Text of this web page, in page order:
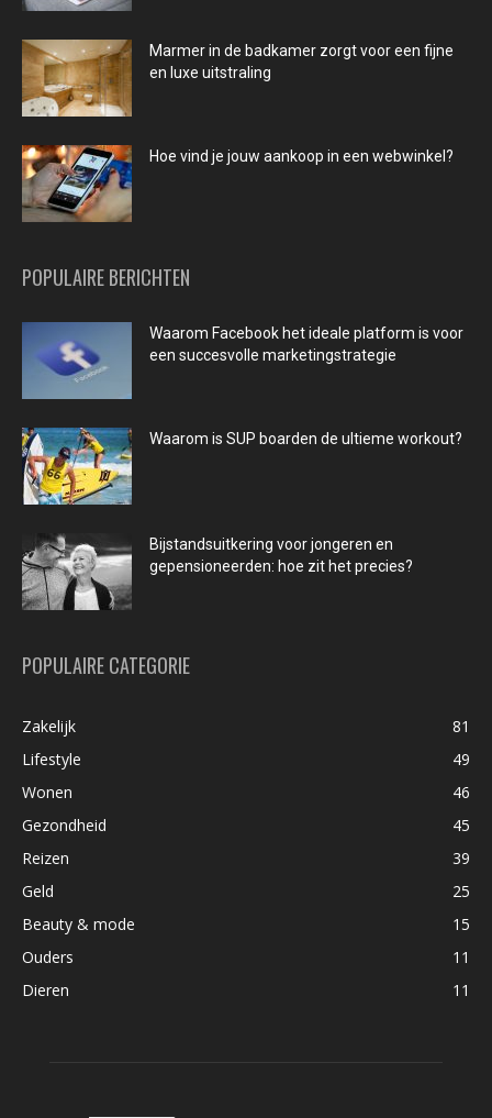
Marmer in de badkamer zorgt voor een fijne
en luxe uitstraling
Hoe vind je jouw aankoop in een webwinkel?
POPULAIRE BERICHTEN
Waarom Facebook het ideale platform is voor
een succesvolle marketingstrategie
Waarom is SUP boarden de ultieme workout?
Bijstandsuitkering voor jongeren en
gepensioneerden: hoe zit het precies?
POPULAIRE CATEGORIE
Zakelijk
81
Lifestyle
49
Wonen
46
Gezondheid
45
Reizen
39
Geld
25
Beauty & mode
15
Ouders
11
Dieren
11